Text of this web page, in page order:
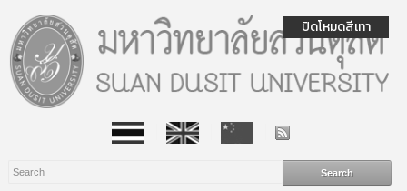
ปิดโหมดสีเทา